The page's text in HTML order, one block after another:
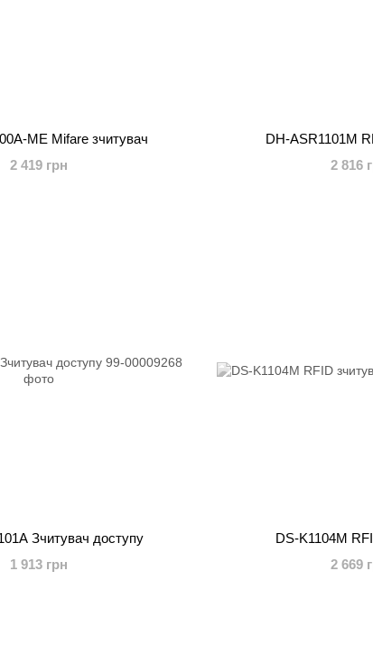
ME Mifare зчитувач
2 419 грн
DH-ASR1101M
2 816
Зчитувач доступу
1 913 грн
DS-K1104M
2 669